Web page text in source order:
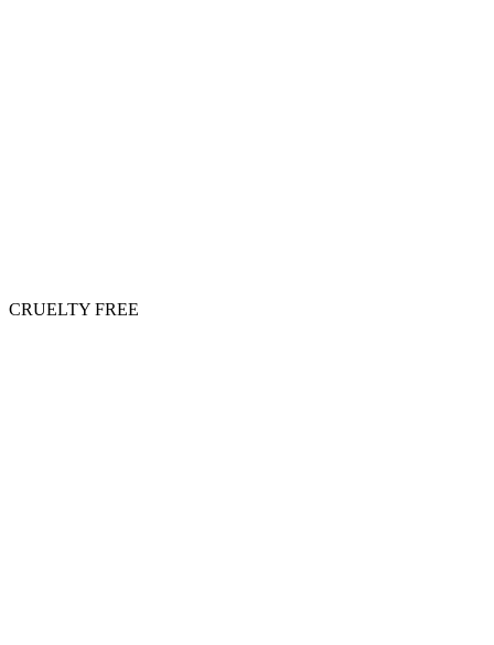
CRUELTY FREE